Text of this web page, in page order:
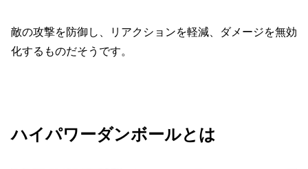
敵の攻撃を防御し、リアクションを軽減、ダメージを無効
化するものだそうです。
ハイパワーダンボールとは